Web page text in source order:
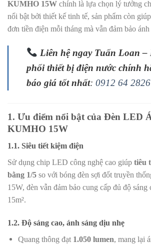
KUMHO 15W chính là lựa chọn lý tưởng
nổi bật bởi thiết kế tinh tế, sản phẩm còn
đơn tiền điện mỗi tháng mà vẫn đảm bảo
Liên hệ ngay Tuấn Loan –
phối thiết bị điện nước chính
báo giá tốt nhất: 0912 64 2826
1. Ưu điểm nổi bật của Đèn LED
KUMHO 15W
1.1. Siêu tiết kiệm điện
Sử dụng chip LED công nghệ cao giúp tiêu
bằng 1/5 so với bóng đèn sợi đốt truyền
15W, đèn vẫn đảm bảo cung cấp đủ độ
15m².
1.2. Độ sáng cao, ánh sáng dịu nhẹ
Quang thông đạt 1.050 lumen, mang lại